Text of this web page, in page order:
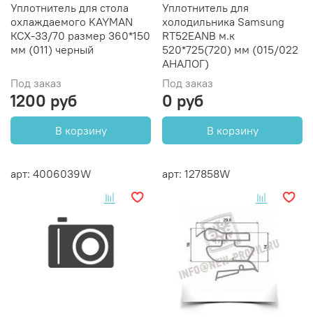
Уплотнитель для стола
охлаждаемого KAYMAN
КСХ-33/70 размер 360*150
мм (011) черный
Под заказ
1200 руб
В корзину
Уплотнитель для
холодильника Samsung
RT52EANB м.к
520*725(720) мм (015/022
АНАЛОГ)
Под заказ
0 руб
В корзину
арт: 4006039W арт: 127858W